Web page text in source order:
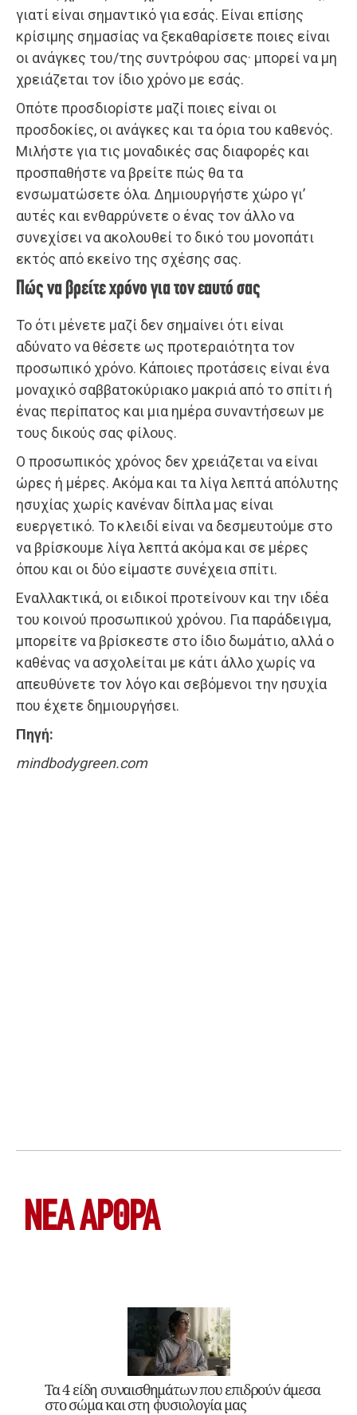
γιατί είναι σημαντικό για εσάς. Είναι επίσης
κρίσιμης σημασίας να ξεκαθαρίσετε ποιες είναι
οι ανάγκες του/της συντρόφου σας· μπορεί να μη
χρειάζεται τον ίδιο χρόνο με εσάς.
Οπότε προσδιορίστε μαζί ποιες είναι οι
προσδοκίες, οι ανάγκες και τα όρια του καθενός.
Μιλήστε για τις μοναδικές σας διαφορές και
προσπαθήστε να βρείτε πώς θα τα
ενσωματώσετε όλα. Δημιουργήστε χώρο γι’
αυτές και ενθαρρύνετε ο ένας τον άλλο να
συνεχίσει να ακολουθεί το δικό του μονοπάτι
εκτός από εκείνο της σχέσης σας.
Πώς να βρείτε χρόνο για τον εαυτό σας
Το ότι μένετε μαζί δεν σημαίνει ότι είναι
αδύνατο να θέσετε ως προτεραιότητα τον
προσωπικό χρόνο. Κάποιες προτάσεις είναι ένα
μοναχικό σαββατοκύριακο μακριά από το σπίτι ή
ένας περίπατος και μια ημέρα συναντήσεων με
τους δικούς σας φίλους.
Ο προσωπικός χρόνος δεν χρειάζεται να είναι
ώρες ή μέρες. Ακόμα και τα λίγα λεπτά απόλυτης
ησυχίας χωρίς κανέναν δίπλα μας είναι
ευεργετικό. Το κλειδί είναι να δεσμευτούμε στο
να βρίσκουμε λίγα λεπτά ακόμα και σε μέρες
όπου και οι δύο είμαστε συνέχεια σπίτι.
Εναλλακτικά, οι ειδικοί προτείνουν και την ιδέα
του κοινού προσωπικού χρόνου. Για παράδειγμα,
μπορείτε να βρίσκεστε στο ίδιο δωμάτιο, αλλά ο
καθένας να ασχολείται με κάτι άλλο χωρίς να
απευθύνετε τον λόγο και σεβόμενοι την ησυχία
που έχετε δημιουργήσει.
Πηγή:
mindbodygreen.com
ΝΕΑ ΆΡΘΡΑ
Τα 4 είδη συναισθημάτων που επιδρούν άμεσα
στο σώμα και στη φυσιολογία μας